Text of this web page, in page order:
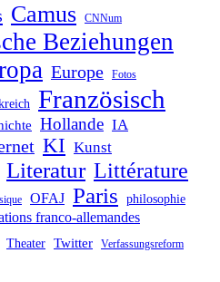
Camus CNNum
Beziehungen
Europe Fotos
Französisch
Hollande IA
KI Kunst
Literatur Littérature
OFAJ Paris philosophie
franco-allemandes
Theater Twitter Verfassungsreform